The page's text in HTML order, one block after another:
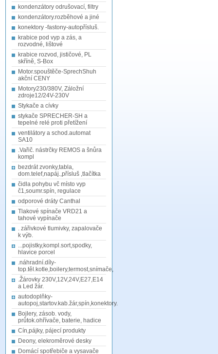
kondenzátory odrušovací, filtry
kondenzátory.rozběhové a jiné
konektory -fastony-autopřísluš.
krabice pod vyp a zás, a
rozvodné, lištové
krabice rozvod, jističové, PL
skříně, S-Box
Motor.spouštěče-SprechShuh
akční CENY
Motory230/380V, Záložní
zdroje12/24V-230V
Stykače a cívky
stykače SPRECHER-SH a
tepelné relé proti přetížení
ventilátory a schod.automat
SA10
.Vařič. nástrčky REMOS a šnůra
kompl
bezdrát zvonky,tabla,
dom.telef,napáj.,přísluš ,tlačítka
čidla pohybu vč místo vyp
č1,soumr.spín, regulace
odporové dráty Canthal
Tlakové spínače VRD21 a
tahové vypínače
. zářivkové tlumivky, zapalovače
k výb.
...pojistky,kompl.sort,spodky,
hlavice porcel
.náhradní.díly-
top.těl.kotle,boilery,termost,snímače,
.Žárovky 230V,12V,24V,E27,E14
a Led žár.
autodoplňky-
autopoj,startov.kab.žár,spín,konektory.
Bojlery, zásob. vody,
průtok.ohřívače, baterie, hadice
Cín,pájky, pájecí produkty
Deony, elekroměrové desky
Domácí spotřebiče a vysavače